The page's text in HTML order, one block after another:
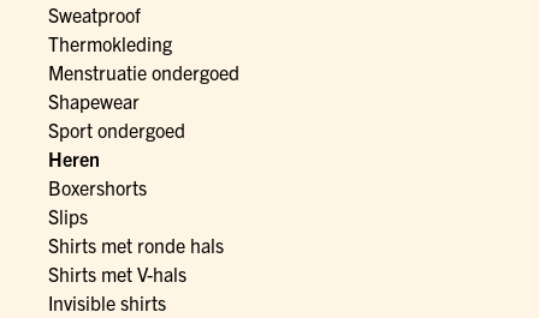
Sweatproof
Thermokleding
Menstruatie ondergoed
Shapewear
Sport ondergoed
Heren
Boxershorts
Slips
Shirts met ronde hals
Shirts met V-hals
Invisible shirts